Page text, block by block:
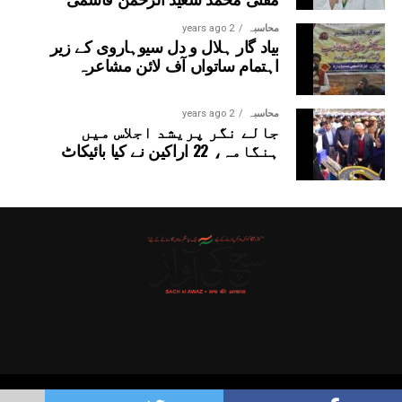
محاسبہ 2 years ago
بیاد گار ہلال و دل سیوہاروی کے زیر
اہتمام ساتواں آف لائن مشاعرہ
محاسبہ 2 years ago
جالے نگر پریشد اجلاس میں
ہنگامہ، 22 اراکین نے کیا بائیکاٹ